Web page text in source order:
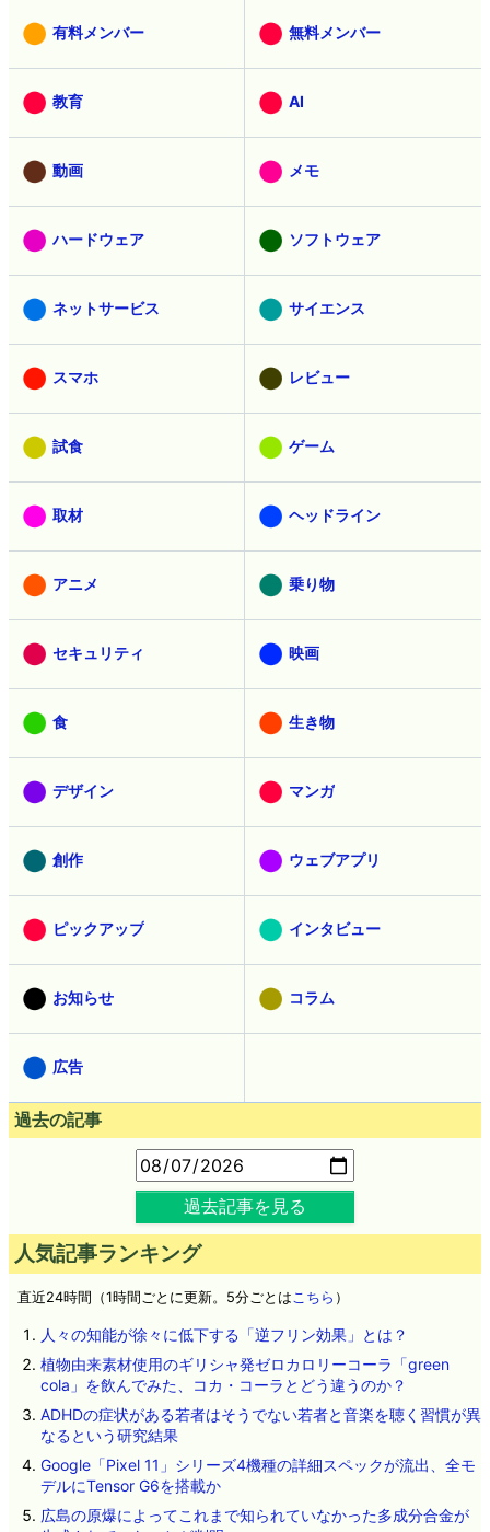
有料メンバー 無料メンバー
教育 AI
動画 メモ
ハードウェア ソフトウェア
ネットサービス サイエンス
スマホ レビュー
試食 ゲーム
取材 ヘッドライン
アニメ 乗り物
セキュリティ 映画
食 生き物
デザイン マンガ
創作 ウェブアプリ
ピックアップ インタビュー
お知らせ コラム
広告
過去の記事
過去記事を見る
人気記事ランキング
直近24時間（1時間ごとに更新。5分ごとはこちら ）
人々の知能が徐々に低下する「逆フリン効果」とは？
植物由来素材使用のギリシャ発ゼロカロリーコーラ「green
cola」を飲んでみた、コカ・コーラとどう違うのか？
ADHDの症状がある若者はそうでない若者と音楽を聴く習慣が異
なるという研究結果
Google「Pixel 11」シリーズ4機種の詳細スペックが流出、全モ
デルにTensor G6を搭載か
広島の原爆によってこれまで知られていなかった多成分合金が